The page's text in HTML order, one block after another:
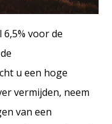
voor de
u een hoge
vermijden, neem
van een